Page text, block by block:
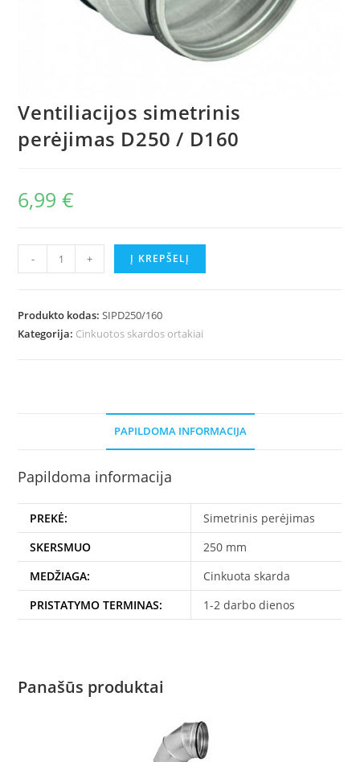
Ventiliacijos simetrinis
perėjimas D250 / D160
6,99€
produkto
kiekis:
simetrinis
perėjimas
- + Į KREPŠELĮ
Produkto kodas:SIPD250/160
Kategorija: Cinkuotos skardos ortakiai
PAPILDOMA INFORMACIJA
Papildoma informacija
PREKĖ:
Simetrinis perėjimas
SKERSMUO
250 mm
MEDŽIAGA:
Cinkuota skarda
PRISTATYMO TERMINAS:
1-2 darbo dienos
Panašūs produktai